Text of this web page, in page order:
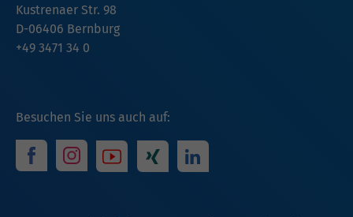
Besuchen Sie uns auch auf:
Kustrenaer Str. 98
D-06406 Bernburg
+49 3471 34 0